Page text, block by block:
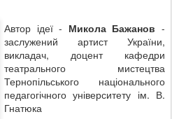
Автор ідеї - Микола Бажанов -
заслужений артист України,
викладач, доцент кафедри
театрального мистецтва
Тернопільського національного
педагогічного університету ім. В.
Гнатюка